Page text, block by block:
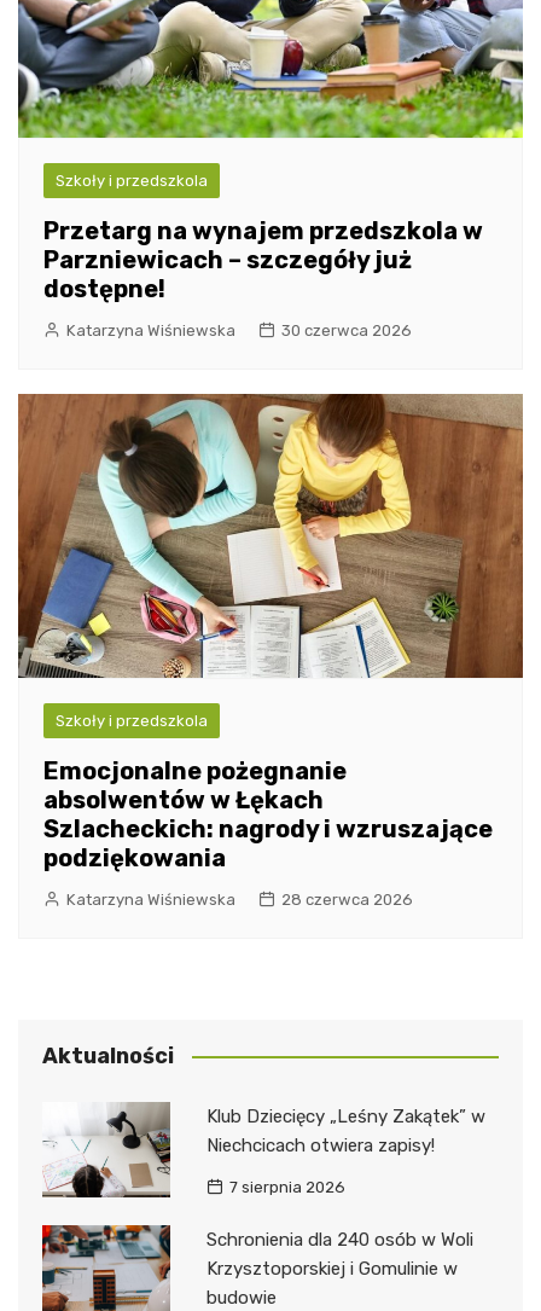
Szkoły i przedszkola
Przetarg na wynajem przedszkola w
Parzniewicach – szczegóły już
dostępne!
Katarzyna Wiśniewska 30 czerwca 2026
Szkoły i przedszkola
Emocjonalne pożegnanie
absolwentów w Łękach
Szlacheckich: nagrody i wzruszające
podziękowania
Katarzyna Wiśniewska 28 czerwca 2026
Aktualności
Klub Dziecięcy „Leśny Zakątek” w
Niechcicach otwiera zapisy!
7 sierpnia 2026
Schronienia dla 240 osób w Woli
Krzysztoporskiej i Gomulinie w
budowie